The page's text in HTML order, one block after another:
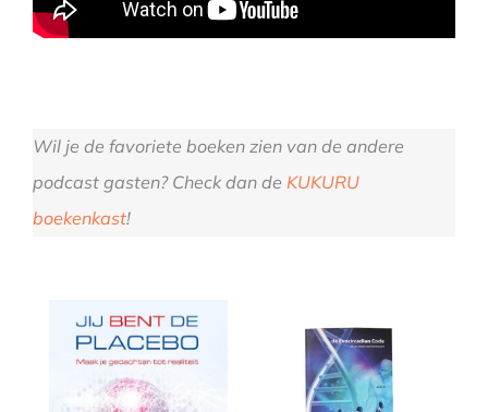
Wil je de favoriete boeken zien van de andere
podcast gasten? Check dan de KUKURU
boekenkast!